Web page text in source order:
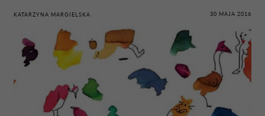
KATARZYNA MARGIELSKA 30 MAJA 2016